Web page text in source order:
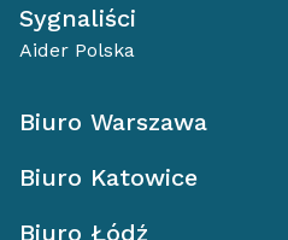
Sygnaliści
Aider Polska
Biuro Warszawa
Biuro Katowice
Biuro Łódź